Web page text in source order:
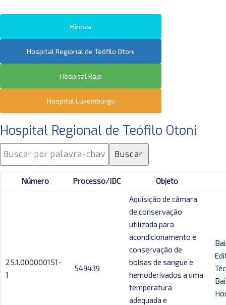
Hinova
Hospital Regional de Teófilo Otoni
Hospital Raja
Hospital Luxemburgo
Hospital Regional de Teófilo Otoni
Buscar
Número Processo/IDC Objeto
25.1.000000151-
1
549439
Aquisição de câmara
de conservação
utilizada para
acondicionamento e
conservação de
bolsas de sangue e
hemoderivados a uma
temperatura
adequada e